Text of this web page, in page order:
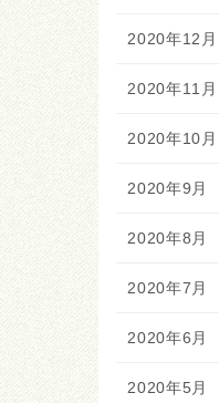
2020年12月
2020年11月
2020年10月
2020年9月
2020年8月
2020年7月
2020年6月
2020年5月